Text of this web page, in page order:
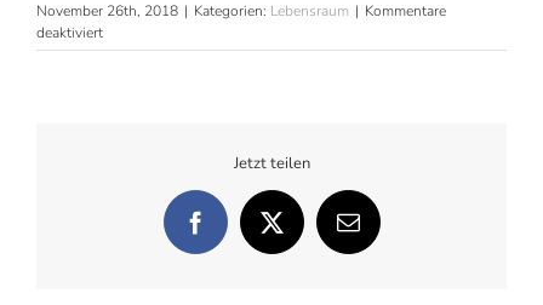
November 26th, 2018 | Kategorien: Lebensraum | Kommentare
deaktiviertfür
Sägen
Jetzt teilen
Facebook
X
E-
Mail